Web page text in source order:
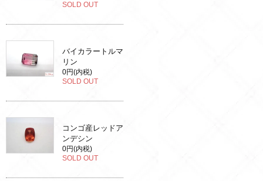
SOLD OUT
バイカラートルマ
リン
0円(内税)
SOLD OUT
コンゴ産レッドア
ンデシン
0円(内税)
SOLD OUT